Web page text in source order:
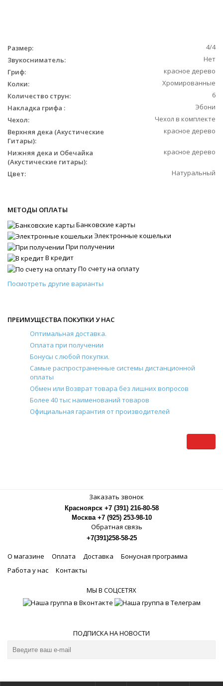
Размер:
4/4
Звукосниматель:
Нет
Гриф:
красное дерево
Колки:
Хромированные
Количество струн:
6
Накладка грифа :
Эбони
Чехол:
Чехол в комплекте
Верхняя дека (Акустические
Гитары):
красное дерево
Нижняя дека и Обечайка
(Акустические гитары):
красное дерево
Цвет: Натуральный
МЕТОДЫ ОПЛАТЫ
Банковские карты
Электронные кошельки
При получении
В кредит
По счету на оплату
Посмотреть другие варианты
ПРЕИМУЩЕСТВА ПОКУПКИ У НАС
Оптимальная доставка.
Оплата при получении
Бонусы с любой покупки.
Самые распространенные системы дистанционной
оплаты
Обмен или Возврат товара без лишних вопросов
Более 40 тыс наименований товаров
Официальная гарантия от производителей
Заказать звонок
Красноярск +7 (391) 216-80-58
Москва +7 (925) 253-98-10
Обратная связь
+7(391)258-58-25
О магазине Оплата Доставка
Бонусная программа
Работа у нас
Контакты
МЫ В СОЦСЕТЯХ
ПОДПИСКА НА НОВОСТИ